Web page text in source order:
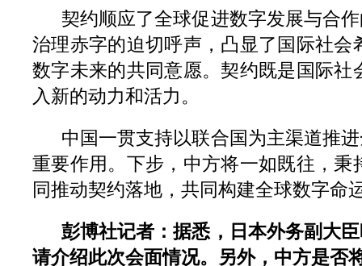
契约顺应了全球促进数字发展与合
治理赤字的迫切呼声，凸显了国际社
数字未来的共同意愿。契约既是国际
入新的动力和活力。
中国一贯支持以联合国为主渠道推
重要作用。下步，中方将一如既往，
同推动契约落地，共同构建全球数字命
彭博社记者：据悉，日本外务副大
请介绍此次会面情况。另外，中方是否